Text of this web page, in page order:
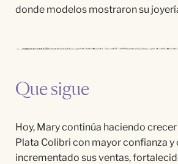
donde modelos mostraron su
Que sigue
Hoy, Mary continúa haciendo
Plata Colibri con mayor confianza y
incrementado sus ventas,